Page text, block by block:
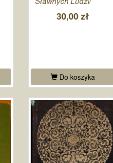
30,00 zł
Do koszyka